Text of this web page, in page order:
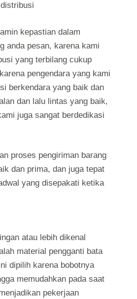
kepastian dalam
anda pesan, karena kami
yang terbilang cukup
pengendara yang kami
berkendara yang baik dan
dan lalu lintas yang baik,
juga sangat berdedikasi
proses pengiriman barang
dan prima, dan juga tepat
yang disepakati ketika
atau lebih dikenal
material pengganti bata
dipilih karena bobotnya
memudahkan pada saat
pekerjaan